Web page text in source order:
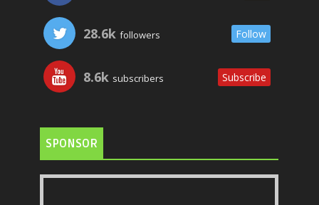
28.6k followers Follow
8.6k subscribers Subscribe
SPONSOR